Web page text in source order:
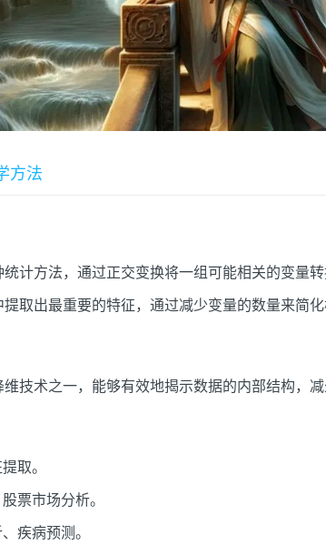
方法
计方法，通过正交变换将一组可能相关的变量
取出最重要的特征，通过减少变量的数量来简
技术之一，能够有效地揭示数据的内部结构，减
取。
票市场分析。
疾病预测。